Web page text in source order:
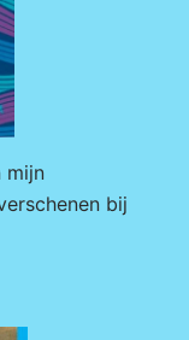
mijn
bij